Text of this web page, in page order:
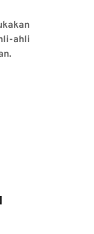
ahli